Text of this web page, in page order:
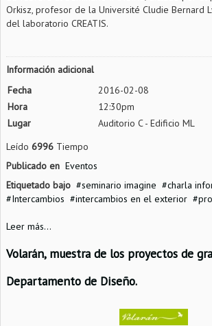
Orkisz, profesor de la Université Cludie Bernard
del laboratorio CREATIS.
Información adicional
Fecha
2016-02-08
Hora
12:30pm
Lugar
Auditorio C - Edificio ML
Leído 6996 Tiempo
Publicado en Eventos
Etiquetado bajo
seminario imagine
charla
Intercambios
intercambios en el exterior
Leer más...
Volarán, muestra de los proyectos de
Departamento de Diseño.